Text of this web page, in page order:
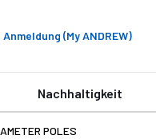
Anmeldung (My ANDREW)
Nachhaltigkeit
POLES